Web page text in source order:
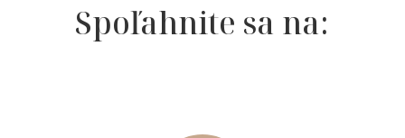
Spoľahnite sa na: